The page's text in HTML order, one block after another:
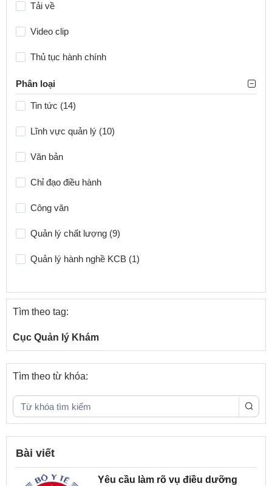
Tải về
Video clip
Thủ tục hành chính
Phân loại
Tin tức (14)
Lĩnh vực quản lý (10)
Văn bản
Chỉ đạo điều hành
Công văn
Quản lý chất lượng (9)
Quản lý hành nghề KCB (1)
hành
Khám chữa bệnh (3)
Tài liệu khác
Dự thảo xin ý kiến
Phục hồi chức năng
Hướng dẫn chẩn đoán, điều trị
Phục hồi chức năng (2)
Tìm theo tag:
Cục Quản lý Khám
Tìm theo từ khóa:
Bài viết
Yêu cầu làm rõ vụ điều dưỡng